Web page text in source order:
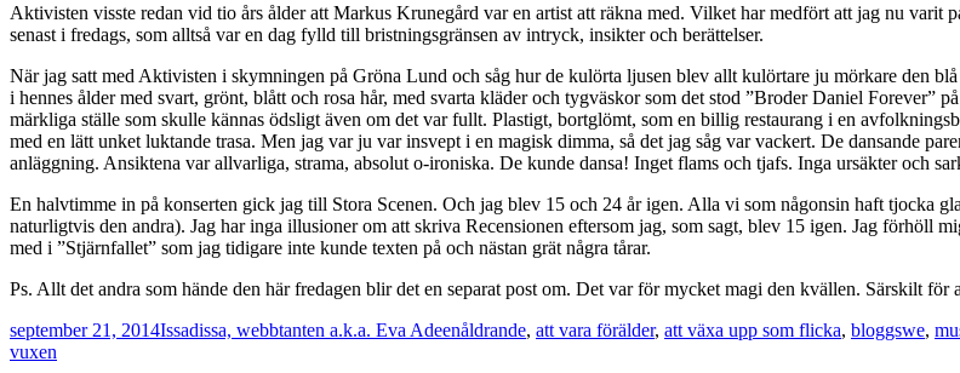
Aktivisten visste redan vid tio års ålder att Markus Krunegård var en artist att räkna med. Vilket har medfört att jag nu varit
senast i fredags, som alltså var en dag fylld till bristningsgränsen av intryck, insikter och berättelser.
När jag satt med Aktivisten i skymningen på Gröna Lund och såg hur de kulörta ljusen blev allt kulörtare ju mörkare den
i hennes ålder med svart, grönt, blått och rosa hår, med svarta kläder och tygväskor som det stod ”Broder Daniel Forever”
märkliga ställe som skulle kännas ödsligt även om det var fullt. Plastigt, bortglömt, som en billig restaurang i en
med en lätt unket luktande trasa. Men jag var ju var insvept i en magisk dimma, så det jag såg var vackert. De dansande
anläggning. Ansiktena var allvarliga, strama, absolut o-ironiska. De kunde dansa! Inget flams och tjafs. Inga ursäkter och
En halvtimme in på konserten gick jag till Stora Scenen. Och jag blev 15 och 24 år igen. Alla vi som någonsin haft tjocka
naturligtvis den andra). Jag har inga illusioner om att skriva Recensionen eftersom jag, som sagt, blev 15 igen. Jag förhöll
med i ”Stjärnfallet” som jag tidigare inte kunde texten på och nästan grät några tårar.
Ps. Allt det andra som hände den här fredagen blir det en separat post om. Det var för mycket magi den kvällen. Särskilt
Postat
september 21, 2014Författare
Issadissa, webbtanten a.k.a. Eva AdeenKategorier
åldrande, att vara förälder, att växa upp som flicka, bloggswe,
vuxen